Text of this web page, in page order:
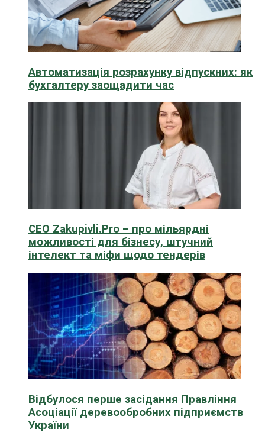
Автоматизація розрахунку відпускних: як
бухгалтеру заощадити час
CEO Zakupivli.Pro – про мільярдні
можливості для бізнесу, штучний
інтелект та міфи щодо тендерів
Відбулося перше засідання Правління
Асоціації деревообробних підприємств
України